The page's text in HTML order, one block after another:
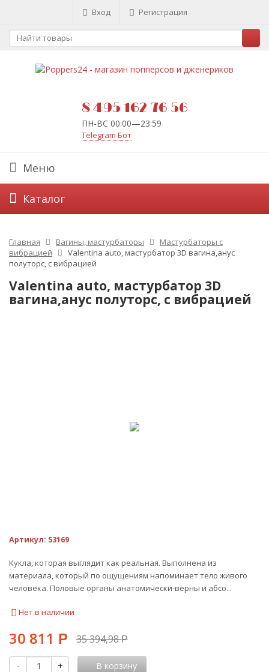
Вход Регистрация
8 495 162 76 56
ПН-ВС 00:00—23:59
Telegram Бот
Меню
Каталог
Главная Вагины, мастурбаторы
Мастурбаторы с
вибрацией
Valentina auto, мастурбатор 3D вагина,анус
полуторс, с вибрацией
Valentina auto, мастурбатор 3D
вагина,анус полуторс, с вибрацией
Артикул: 53169
Кукла, которая выглядит как реальная. Выполнена из
материала, который по ощущениям напоминает тело живого
человека. Половые органы анатомически-верны и абсо...
Нет в наличии
30 811 Р 35 394,98Р
- + В корзину